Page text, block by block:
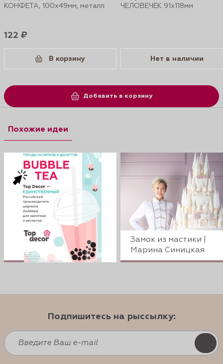
КОНФЕТА, 100х49мм, металл
122 ₽
В корзину
ЧЕЛОВЕЧЕК 91х118мм
Нет в наличии
Добавить в корзину
Похожие идеи
Замок из мастики |
Марина Синицкая
Подпишитесь на рыссылку: